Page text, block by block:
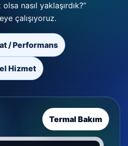
nasıl yaklaşırdık?”
çalışıyoruz.
/ Performans
Hizmet
Termal Bakım